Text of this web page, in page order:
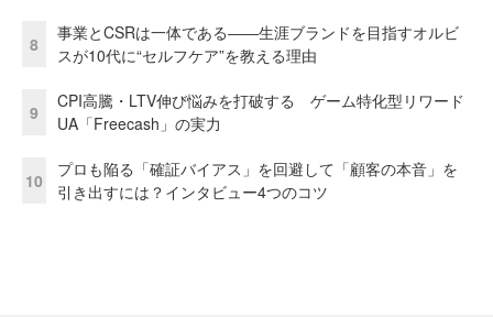
8
事業とCSRは一体である――生涯ブランドを目指すオルビ
スが10代に“セルフケア”を教える理由
9
CPI高騰・LTV伸び悩みを打破する ゲーム特化型リワード
UA「Freecash」の実力
10
プロも陥る「確証バイアス」を回避して「顧客の本音」を
引き出すには？インタビュー4つのコツ